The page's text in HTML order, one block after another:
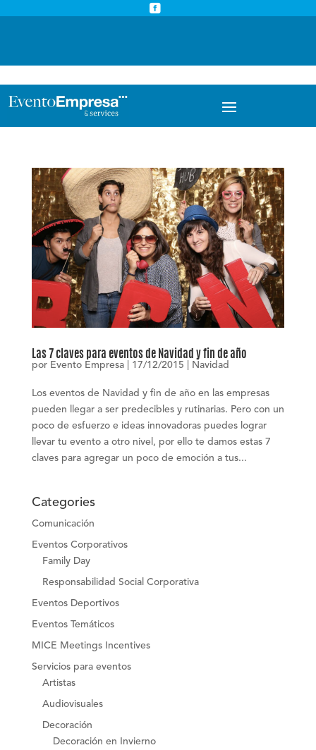

Las 7 claves para eventos de Navidad y fin de año
por Evento Empresa| 17/12/2015 Navidad
Los eventos de Navidad y fin de año en las empresas
pueden llegar a ser predecibles y rutinarias. Pero con un
poco de esfuerzo e ideas innovadoras puedes lograr
llevar tu evento a otro nivel, por ello te damos estas 7
claves para agregar un poco de emoción a tus...
Categories
Comunicación
Eventos Corporativos
Family Day
Responsabilidad Social Corporativa
Eventos Deportivos
Eventos Temáticos
MICE Meetings Incentives
Servicios para eventos
Artistas
Audiovisuales
Decoración
Decoración en Invierno